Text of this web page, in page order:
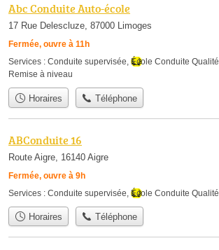
Abc Conduite Auto-école
17 Rue Delescluze, 87000 Limoges
Fermée, ouvre à 11h
Services : Conduite supervisée, École Conduite Qualité
Remise à niveau
Horaires Téléphone
ABConduite 16
Route Aigre, 16140 Aigre
Fermée, ouvre à 9h
Services : Conduite supervisée École Conduite Qualité
Horaires Téléphone